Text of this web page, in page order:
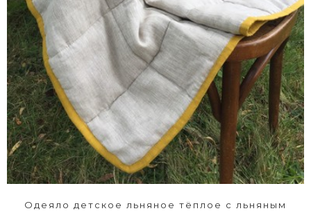
Одеяло детское льняное тёплое с льняным